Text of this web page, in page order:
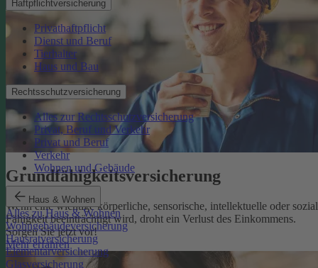
Haftpflichtversicherung
Privathaftpflicht
Dienst und Beruf
Tierhalter
Haus und Bau
Rechtsschutzversicherung
Alles zur Rechtsschutzversicherung
Privat, Beruf und Verkehr
Privat und Beruf
Verkehr
Wohnen und Gebäude
Haus & Wohnen
Alles zu Haus & Wohnen
Wohngebäudeversicherung
Hausratversicherung
Elementarversicherung
Glasversicherung
Grundfähigkeits­versicherung
Wenn eine wichtige körperliche, sensorische, intellektuelle oder
Fähigkeit beeinträchtigt wird, droht ein Verlust des Einkommens.
Sorgen Sie jetzt vor!
Mehr erfahren